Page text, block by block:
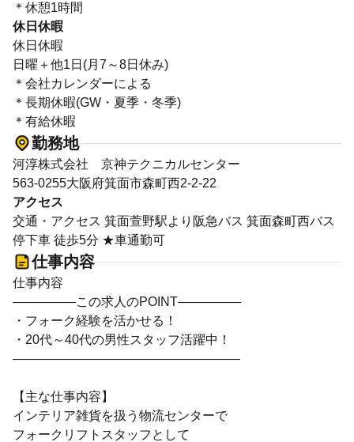
＊休憩1時間
休日休暇
休日休暇
日曜＋他1日(月7～8日休み)
＊会社カレンダーによる
＊長期休暇(GW・夏季・冬季)
＊有給休暇
勤務地
河淳株式会社 京神テクニカルセンター
563-0255大阪府箕面市森町西2-2-22
アクセス
交通・アクセス 箕面萱野駅より阪急バス 箕面森町西バス
停下車 徒歩5分 ★車通勤可
仕事内容
仕事内容
―――――この求人のPOINT―――――
・フォーク経験を活かせる！
・20代～40代の男性スタッフ活躍中！
――――――――――――――――――
【主な仕事内容】
インテリア雑貨を扱う物流センターで
フォークリフトスタッフとして